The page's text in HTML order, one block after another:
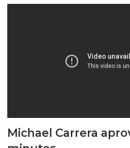
Michael Carrera